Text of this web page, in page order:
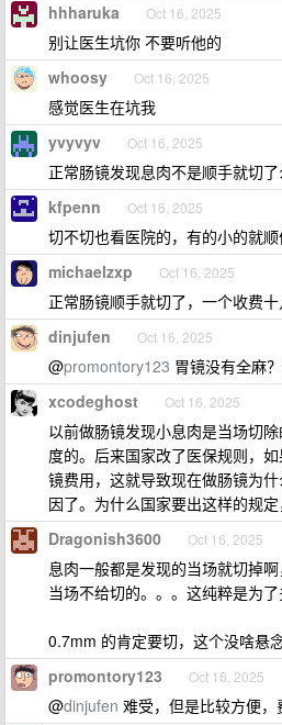
hhharuka Oct 16, 2025
别让医生坑你 不要听他的
whoosy Oct 16, 2025
感觉医生在坑我
yvyvyv Oct 16, 2025
正常肠镜发现息肉不是顺手就切了
kfpenn Oct 16, 2025
切不切也看医院的，有的小的就
michaelzxp Oct 16, 2025
正常肠镜顺手就切了，一个收费
dinjufen Oct 16, 2025
@promontory123 胃镜没有全麻
xcodeghost Oct 16, 2025
以前做肠镜发现小息肉是当场切
度的。后来国家改了医保规则，
镜费用，这就导致现在做肠镜为
因了。为什么国家要出这样的规定
Dragonish3600 Oct 16, 2025
息肉一般都是发现的当场就切掉
当场不给切的。。。这纯粹是为了
0.7mm 的肯定要切，这个没啥悬
promontory123 Oct 16, 2025
@dinjufen 难受，但是比较方便，